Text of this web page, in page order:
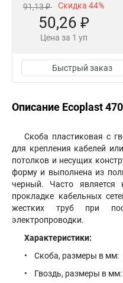
91,13 ₽ Скидка 44%
50,26 ₽
Цена за 1 уп
Быстрый заказ
Описание Ecoplast
Скоба пластиковая с
для крепления кабелей
потолков и несущих
форму и выполнена из
черный. Часто является
прокладке кабельных
жестких труб при
электропроводки.
Характеристики:
• Скоба, размеры в мм:
• Гвоздь, размеры в мм: